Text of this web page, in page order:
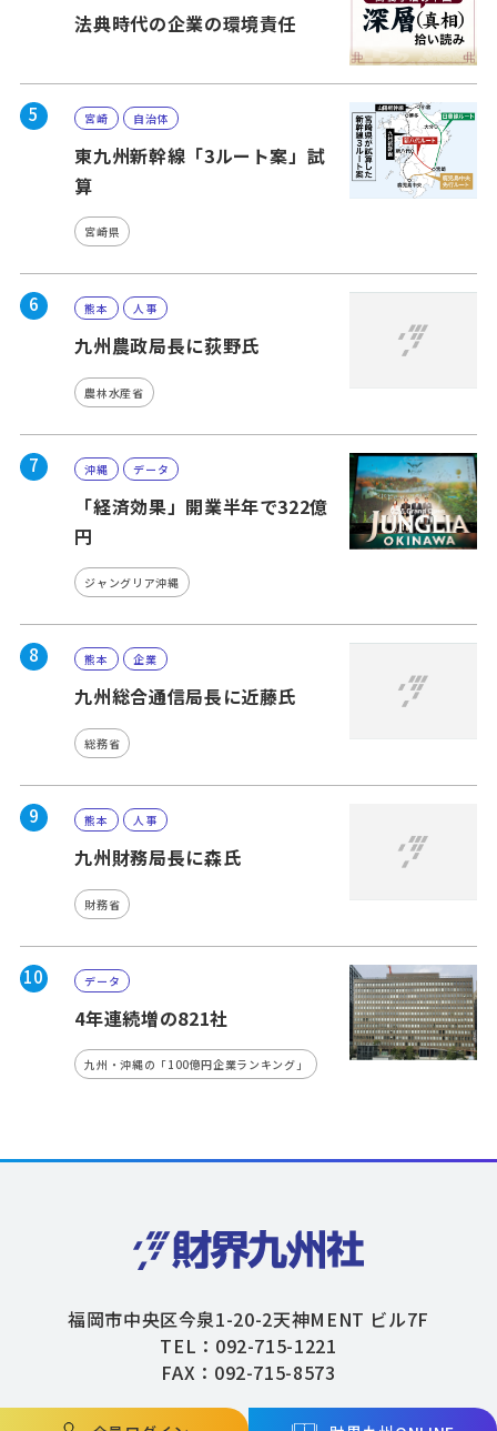
法典時代の企業の環境責任
5 宮崎 自治体
東九州新幹線「3ルート案」試
算
宮崎県
6 熊本 人事
九州農政局長に荻野氏
農林水産省
7 沖縄 データ
「経済効果」開業半年で322億
円
ジャングリア沖縄
8 熊本 企業
九州総合通信局長に近藤氏
総務省
9 熊本 人事
九州財務局長に森氏
財務省
10 データ
4年連続増の821社
九州・沖縄の「100億円企業ランキング」
福岡市中央区今泉1-20-2天神MENT ビル7F
TEL：092-715-1221
FAX：092-715-8573